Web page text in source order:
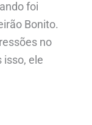
foi
Bonito.
no
isso, ele